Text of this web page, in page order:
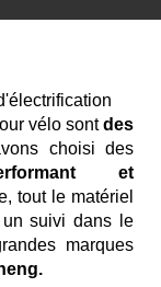
vélo sont des
choisi des
et
tout le matériel
suivi dans le
marques